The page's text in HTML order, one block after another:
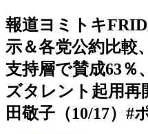
報道ヨミトキ
示＆各党公約比較
支持層で賛成63％
ズタレント起用
田敬子（10/17）#